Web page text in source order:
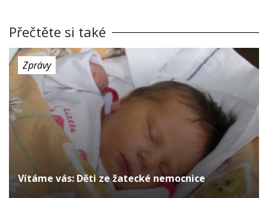
Přečtěte si také
Zprávy
Vítáme vás: Děti ze žatecké nemocnice